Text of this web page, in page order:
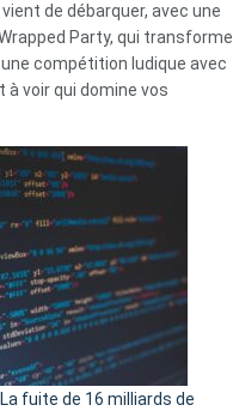
Solly
change
la
vie
sans-
abri
en
3
secondes
de débarquer, avec une
Party, qui transforme
compétition ludique avec
à voir qui domine vos
fuite de 16 milliards de